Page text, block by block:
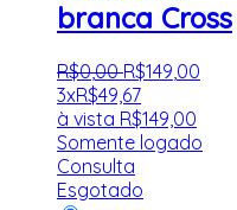
branca Cross
R$0,00 R$149 00
3xR$49,67
à vista R$149,00
Somente logado
Consulta
Esgotado